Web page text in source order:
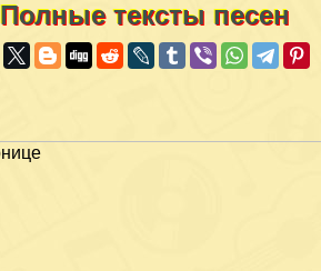
Полные тексты песен